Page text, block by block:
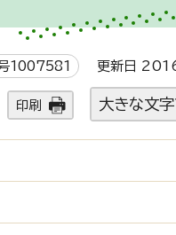
1007581 更新日
印刷 大きな文